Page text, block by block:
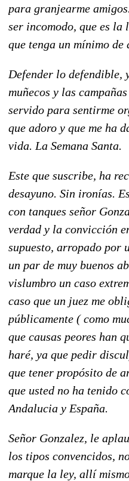
para granjearme
ser incomodo, que es
que tenga un mínimo de
Defender lo defendible,
muñecos y las
servido para sentirme
que adoro y que me ha
vida. La Semana Santa.
Este que suscribe, ha
desayuno. Sin ironías.
con tanques señor
verdad y la convicción
supuesto, arropado por
un par de muy buenos
vislumbro un caso
caso que un juez me
públicamente ( como
que causas peores han
haré, ya que pedir
que tener propósito de
que usted no ha tenido
Andalucia y España.
Señor Gonzalez, le
los tipos convencidos,
marque la ley, allí